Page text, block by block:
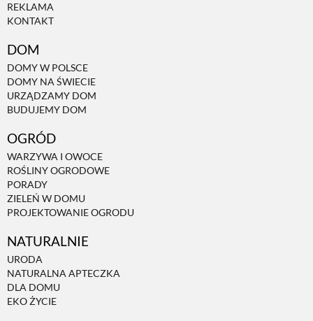
REKLAMA
KONTAKT
DOM
DOMY W POLSCE
DOMY NA ŚWIECIE
URZĄDZAMY DOM
BUDUJEMY DOM
OGRÓD
WARZYWA I OWOCE
ROŚLINY OGRODOWE
PORADY
ZIELEŃ W DOMU
PROJEKTOWANIE OGRODU
NATURALNIE
URODA
NATURALNA APTECZKA
DLA DOMU
EKO ŻYCIE